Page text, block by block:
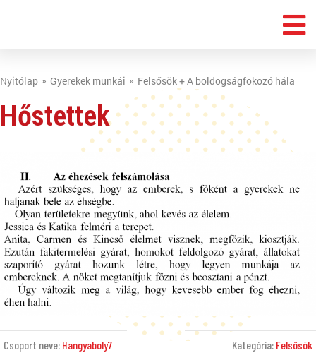
Nyitólap Gyerekek munkái Felsősök + A boldogságfokozó hála
Hőstettek
Csoport neve: Hangyaboly7 Kategória: Felsősök